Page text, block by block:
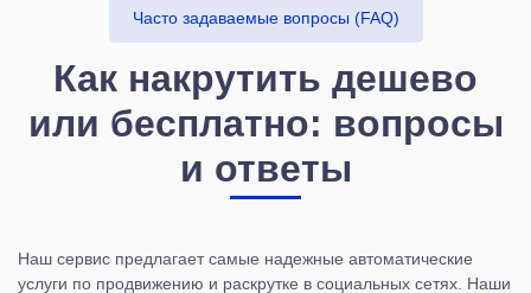
Часто задаваемые вопросы (FAQ)
Как накрутить дешево
или бесплатно: вопросы
и ответы
Наш сервис предлагает самые надежные автоматические
услуги по продвижению и раскрутке в социальных сетях. Наши